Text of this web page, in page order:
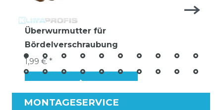
Überwurmutter für
Bördelverschraubung
1,99 € *
MONTAGESERVICE